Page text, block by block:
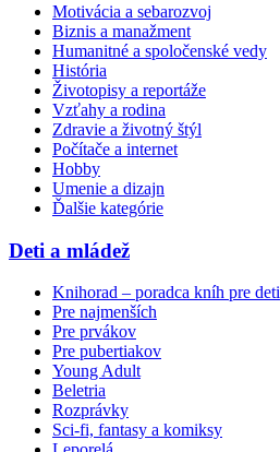
Motivácia a sebarozvoj
Biznis a manažment
Humanitné a spoločenské vedy
História
Životopisy a reportáže
Vzťahy a rodina
Zdravie a životný štýl
Počítače a internet
Hobby
Umenie a dizajn
Ďalšie kategórie
Deti a mládež
Knihorad – poradca kníh pre deti
Pre najmenších
Pre prvákov
Pre pubertiakov
Young Adult
Beletria
Rozprávky
Sci-fi, fantasy a komiksy